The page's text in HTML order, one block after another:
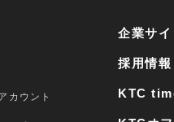
カウント
企業サイ
採用情報
KTC